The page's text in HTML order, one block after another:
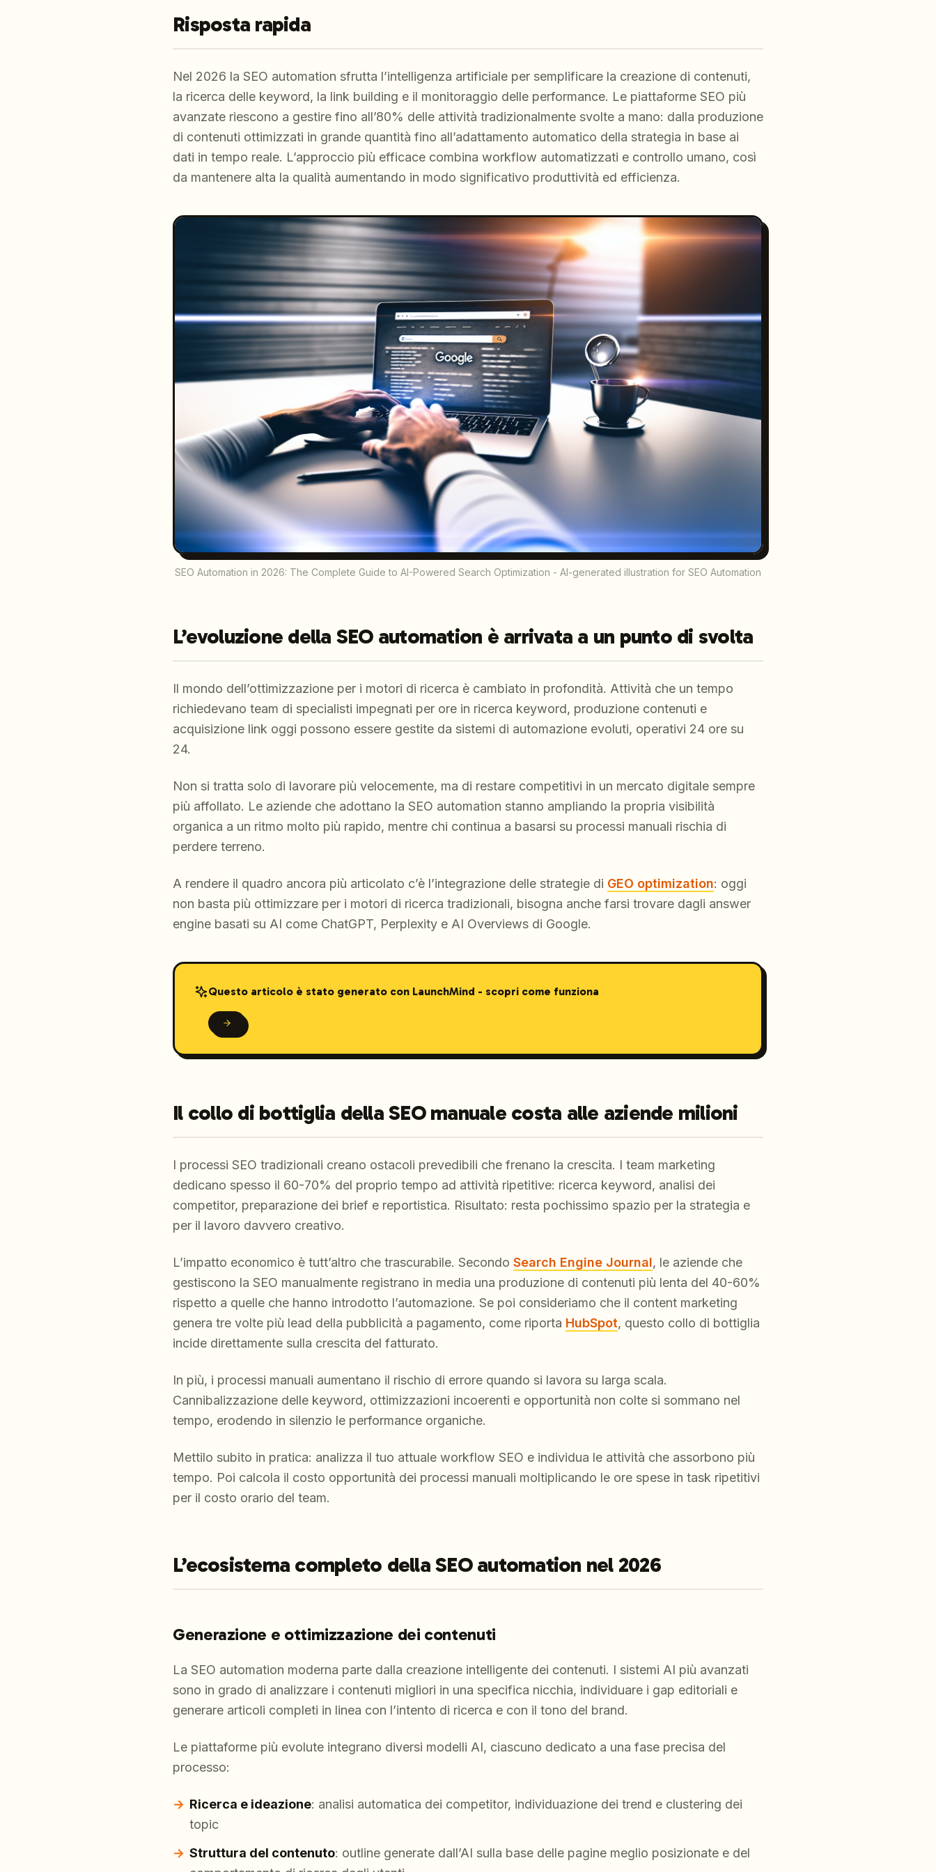
Risposta rapida
Nel 2026 la SEO automation sfrutta l’intelligenza artificiale per semplificare la creazione di contenuti,
la ricerca delle keyword, la link building e il monitoraggio delle performance. Le piattaforme SEO più
avanzate riescono a gestire fino all’80% delle attività tradizionalmente svolte a mano: dalla produzione
di contenuti ottimizzati in grande quantità fino all’adattamento automatico della strategia in base ai
dati in tempo reale. L’approccio più efficace combina workflow automatizzati e controllo umano, così
da mantenere alta la qualità aumentando in modo significativo produttività ed efficienza.
SEO Automation in 2026: The Complete Guide to AI-Powered Search Optimization - AI-generated illustration for SEO Automation
L’evoluzione della SEO automation è arrivata a un punto di svolta
Il mondo dell’ottimizzazione per i motori di ricerca è cambiato in profondità. Attività che un tempo
richiedevano team di specialisti impegnati per ore in ricerca keyword, produzione contenuti e
acquisizione link oggi possono essere gestite da sistemi di automazione evoluti, operativi 24 ore su
24.
Non si tratta solo di lavorare più velocemente, ma di restare competitivi in un mercato digitale sempre
più affollato. Le aziende che adottano la SEO automation stanno ampliando la propria visibilità
organica a un ritmo molto più rapido, mentre chi continua a basarsi su processi manuali rischia di
perdere terreno.
A rendere il quadro ancora più articolato c’è l’integrazione delle strategie di GEO optimization: oggi
non basta più ottimizzare per i motori di ricerca tradizionali, bisogna anche farsi trovare dagli answer
engine basati su AI come ChatGPT, Perplexity e AI Overviews di Google.
Questo articolo è stato generato con LaunchMind - scopri come funziona
Il collo di bottiglia della SEO manuale costa alle aziende milioni
I processi SEO tradizionali creano ostacoli prevedibili che frenano la crescita. I team marketing
dedicano spesso il 60-70% del proprio tempo ad attività ripetitive: ricerca keyword, analisi dei
competitor, preparazione dei brief e reportistica. Risultato: resta pochissimo spazio per la strategia e
per il lavoro davvero creativo.
L’impatto economico è tutt’altro che trascurabile. Secondo Search Engine Journal, le aziende che
gestiscono la SEO manualmente registrano in media una produzione di contenuti più lenta del 40-60%
rispetto a quelle che hanno introdotto l’automazione. Se poi consideriamo che il content marketing
genera tre volte più lead della pubblicità a pagamento, come riporta HubSpot, questo collo di bottiglia
incide direttamente sulla crescita del fatturato.
In più, i processi manuali aumentano il rischio di errore quando si lavora su larga scala.
Cannibalizzazione delle keyword, ottimizzazioni incoerenti e opportunità non colte si sommano nel
tempo, erodendo in silenzio le performance organiche.
Mettilo subito in pratica: analizza il tuo attuale workflow SEO e individua le attività che assorbono più
tempo. Poi calcola il costo opportunità dei processi manuali moltiplicando le ore spese in task ripetitivi
per il costo orario del team.
L’ecosistema completo della SEO automation nel 2026
Generazione e ottimizzazione dei contenuti
La SEO automation moderna parte dalla creazione intelligente dei contenuti. I sistemi AI più avanzati
sono in grado di analizzare i contenuti migliori in una specifica nicchia, individuare i gap editoriali e
generare articoli completi in linea con l’intento di ricerca e con il tono del brand.
Le piattaforme più evolute integrano diversi modelli AI, ciascuno dedicato a una fase precisa del
processo:
Ricerca e ideazione: analisi automatica dei competitor, individuazione dei trend e clustering dei
topic
Struttura del contenuto: outline generate dall’AI sulla base delle pagine meglio posizionate e del